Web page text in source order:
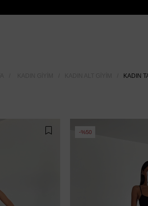
KADIN
%50